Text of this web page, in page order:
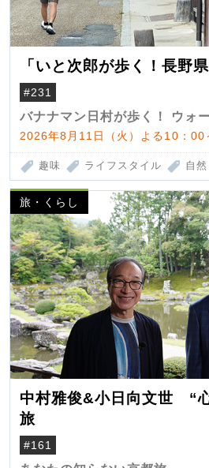
「いと次郎が歩く！長野
#231
バナナマン日村が歩く！ ウォ
2026年8月11日（火）よる10：00
趣味 ライフスタイル 自
旅・くらし
中村雅俊&小日向文世 “
旅
#161